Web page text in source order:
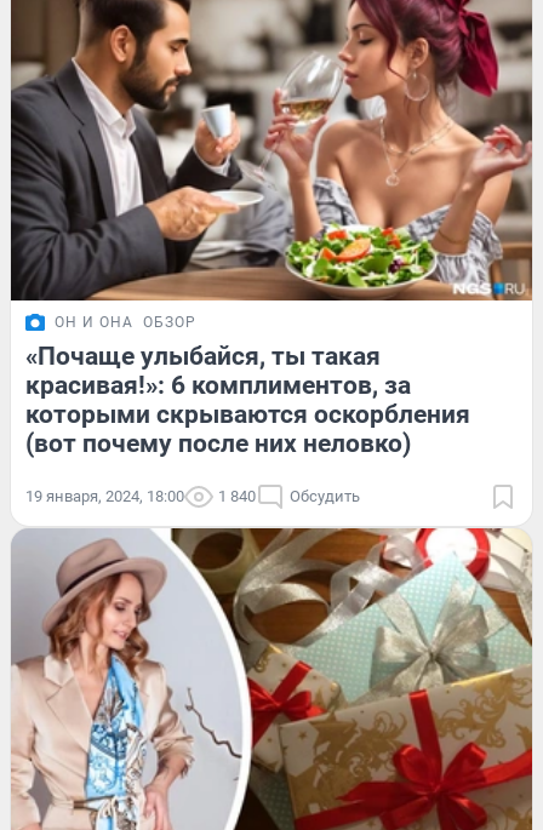
ОН И ОНА ОБЗОР
«Почаще улыбайся, ты такая
красивая!»: 6 комплиментов, за
которыми скрываются оскорбления
(вот почему после них неловко)
19 января, 2024, 18:00 1 840 Обсудить